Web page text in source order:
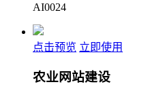
AI0024
点击预览 立即使用
农业网站建设